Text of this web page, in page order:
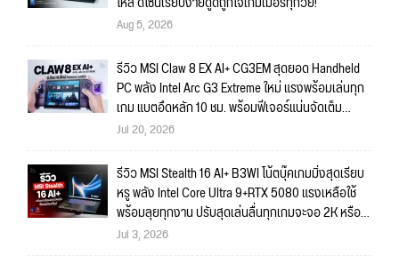
Aug 5, 2026
รีวิว MSI Claw 8 EX AI+ CG3EM สุดยอด Handheld
PC พลัง Intel Arc G3 Extreme ใหม่ แรงพร้อมเล่นทุก
เกม แบตอึดหลัก 10 ชม. พร้อมฟีเจอร์แน่นจัดเต็ม
ถึงใจ!!
Jul 20, 2026
รีวิว MSI Stealth 16 AI+ B3WI โน้ตบุ๊คเกมมิ่งสุดเรียบ
หรู พลัง Intel Core Ultra 9+RTX 5080 แรงเหลือใช้
พร้อมลุยทุกงาน ปรับสุดเล่นลื่นทุกเกมจะจอ 2K หรือ
4K ก็สบายมาก!!
Jul 3, 2026